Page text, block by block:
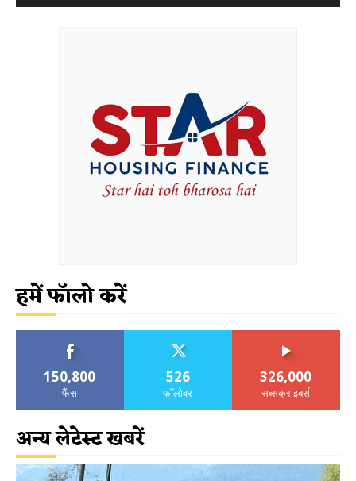
हमें फॉलो करें
150,800
फैंस
526
फॉलोवर
326,000
सब्सक्राइबर्स
अन्य लेटेस्ट खबरें